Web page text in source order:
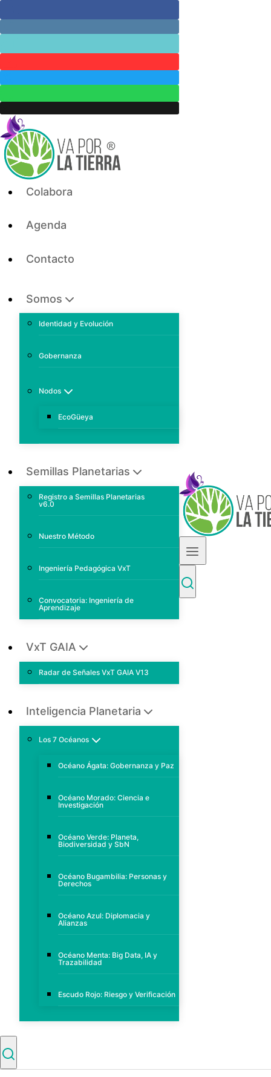
to
Colabora
Agenda
Contacto
Somos
Identidad y Evolución
Gobernanza
Nodos
EcoGüeya
Semillas Planetarias
Registro a Semillas Planetarias
v6.0
Nuestro Método
Ingeniería Pedagógica VxT
Convocatoria: Ingeniería de
Aprendizaje
VxT GAIA
Radar de Señales VxT GAIA V13
Inteligencia Planetaria
Los 7 Océanos
Océano Ágata: Gobernanza y Paz
Océano Morado: Ciencia e
Investigación
Océano Verde: Planeta,
Biodiversidad y SbN
Océano Bugambilia: Personas y
Derechos
Océano Azul: Diplomacia y
Alianzas
Océano Menta: Big Data, IA y
Trazabilidad
Escudo Rojo: Riesgo y Verificación